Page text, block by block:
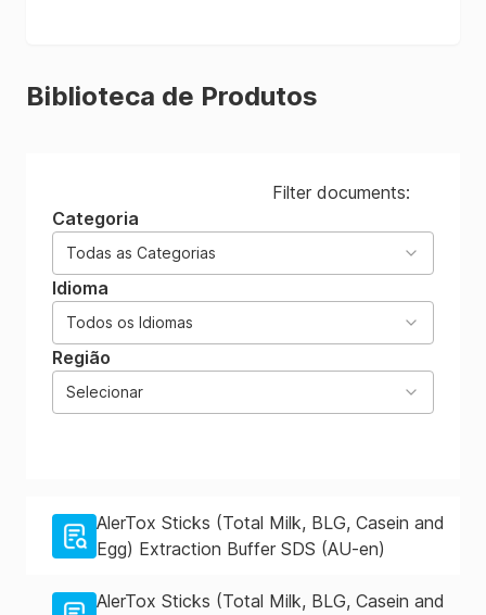
Biblioteca de Produtos
Filter documents:
Categoria
Todas as Categorias
Idioma
Todos os Idiomas
Região
Selecionar
AlerTox Sticks (Total Milk, BLG, Casein and
Egg) Extraction Buffer SDS (AU-en)
AlerTox Sticks (Total Milk, BLG, Casein and